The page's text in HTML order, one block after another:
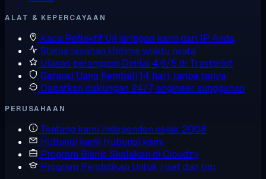
ALAT & KEPERCAYAAN
Kaca Reflektif Uji jaringan kami dari IP Anda
Status layanan Uptime waktu nyata
Ulasan pelanggan Dinilai 4,6/5 di Trustpilot
Garansi Uang Kembali 14 hari, tanpa tanya
Dapatkan dukungan 24/7, engineer sungguhan
PERUSAHAAN
Tentang kami Independen sejak 2008
Hubungi kami Hubungi kami
Program Bisnis Skalakan di Cloudzy
Program Pendidikan Untuk riset dan tim